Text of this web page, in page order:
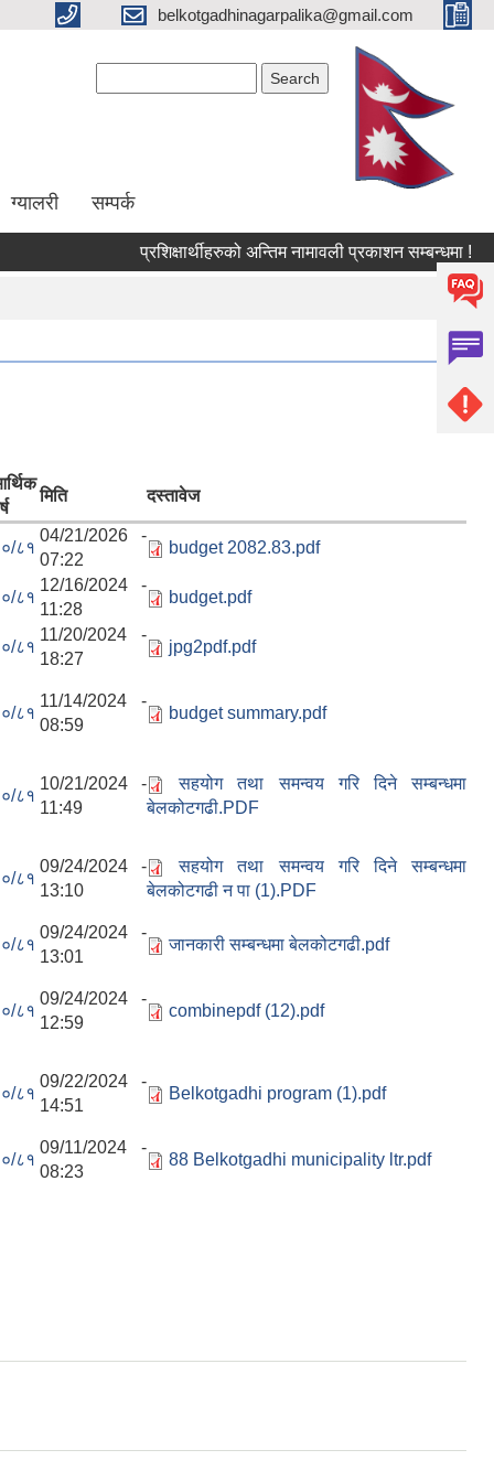
belkotgadhinagarpalika@gmail.com
ग्यालरी सम्पर्क
प्रशिक्षार्थीहरुको अन्तिम नामावली प्रकाशन सम्बन्धमा ! आ.व.
मिति दस्तावेज
८१
04/21/2026 -
07:22
budget 2082.83.pdf
८१
12/16/2024 -
11:28
budget.pdf
८१
11/20/2024 -
18:27
jpg2pdf.pdf
८१
11/14/2024 -
08:59
budget summary.pdf
८१
10/21/2024 -
11:49
सहयोग तथा समन्वय गरि दिने सम्बन्धमा
बेलकोटगढी.PDF
८१
09/24/2024 -
13:10
सहयोग तथा समन्वय गरि दिने सम्बन्धमा
बेलकोटगढी न पा (1).PDF
८१
09/24/2024 -
13:01
जानकारी सम्बन्धमा बेलकोटगढी.pdf
८१
09/24/2024 -
12:59
combinepdf (12).pdf
८१
09/22/2024 -
14:51
Belkotgadhi program (1).pdf
८१
09/11/2024 -
08:23
88 Belkotgadhi municipality ltr.pdf